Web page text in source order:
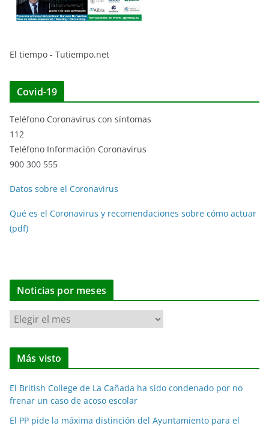
El tiempo - Tutiempo.net
Covid-19
Teléfono Coronavirus con síntomas
112
Teléfono Información Coronavirus
900 300 555
Datos sobre el Coronavirus
Qué es el Coronavirus y recomendaciones sobre cómo actuar
(pdf)
Noticias por meses
N
o
t
i
a
s
Más visto
El British College de La Cañada ha sido condenado por no
frenar un caso de acoso escolar
El PP pide la máxima distinción del Ayuntamiento para el